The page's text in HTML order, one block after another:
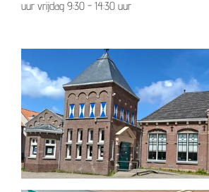
uur vrijdag 9:30 - 14:30 uur